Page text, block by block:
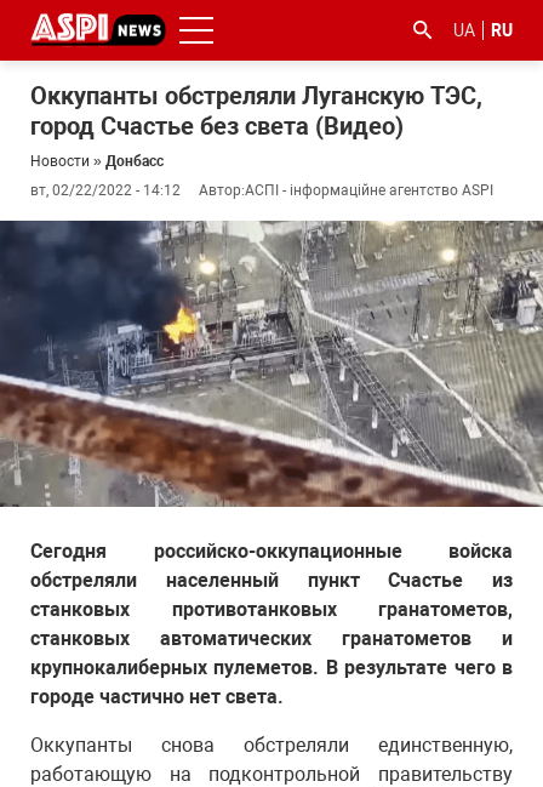
UA RU
Оккупанты обстреляли Луганскую ТЭС,
город Счастье без света (Видео)
Новости » Донбасс
вт, 02/22/2022 - 14:12
Автор:АСПІ - інформаційне агентство ASPI
Сегодня российско-оккупационные войска
обстреляли населенный пункт Счастье из
станковых противотанковых гранатометов,
станковых автоматических гранатометов и
крупнокалиберных пулеметов. В результате чего в
городе частично нет света.
Оккупанты снова обстреляли единственную,
работающую на подконтрольной правительству
#боротьба
корупцією
#гфс #Киев #коронавірус